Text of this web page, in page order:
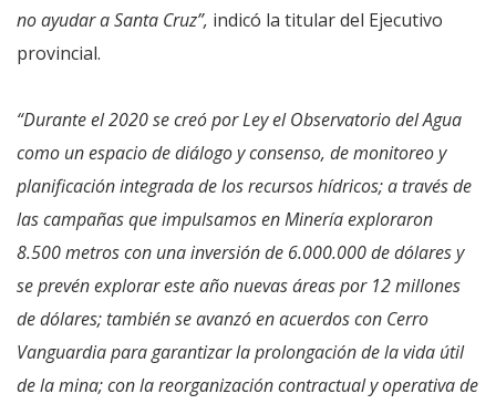
no ayudar a Santa Cruz”, indicó la titular del Ejecutivo
provincial.
“Durante el 2020 se creó por Ley el Observatorio del Agua
como un espacio de diálogo y consenso, de monitoreo y
planificación integrada de los recursos hídricos; a través de
las campañas que impulsamos en Minería exploraron
8.500 metros con una inversión de 6.000.000 de dólares y
se prevén explorar este año nuevas áreas por 12 millones
de dólares; también se avanzó en acuerdos con Cerro
Vanguardia para garantizar la prolongación de la vida útil
de la mina; con la reorganización contractual y operativa de